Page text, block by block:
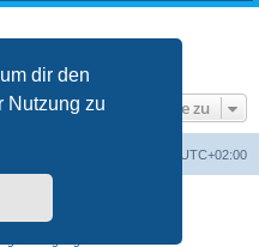
dir den
Nutzung zu
Gehe zu
UTC+02:00
© phpBB Limited
phpBB.de